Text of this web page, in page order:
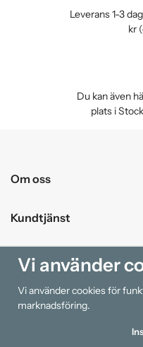
Leverans 1-3
kr
Du kan även
plats i
Om oss
Kundtjänst
Handla
Information
Vi använder
Vi använder cookies för
marknadsföring.